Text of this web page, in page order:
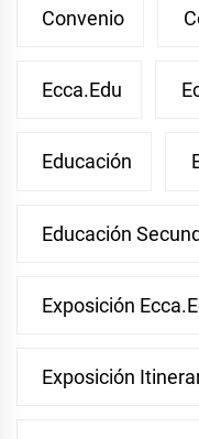
Convenio
Ecca.edu
Educación
Educación
Exposición
Exposición